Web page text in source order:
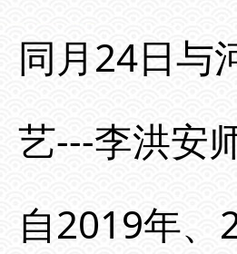
同月24日与
艺---李洪安
自2019年、